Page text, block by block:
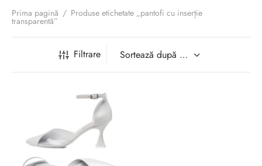
Prima pagină / Produse etichetate „pantofi cu inserție
transparentă”
Filtrare